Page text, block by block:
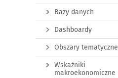
Bazy danych
Dashboardy
Obszary tematyczne
Wskaźniki
makroekonomiczne